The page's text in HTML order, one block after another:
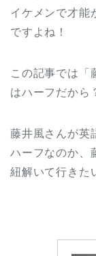
イケメンで才能
ですよね！
この記事では「
はハーフだから
藤井風さんが英
ハーフなのか、
紐解いて行きた